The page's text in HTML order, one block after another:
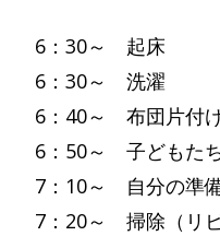
6：30～ 起床
6：30～ 洗濯
6：40～ 布団片付
6：50～ 子どもた
7：10～ 自分の準
7：20～ 掃除（リ